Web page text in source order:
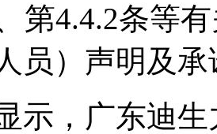
第4.4.2条等
员）声明及
示，广东迪